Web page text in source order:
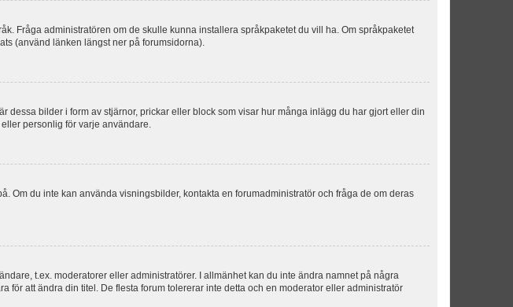
Fråga administratören om de skulle kunna installera språkpaketet du vill ha. Om språkpaketet
(använd länken längst ner på forumsidorna).
bilder i form av stjärnor, prickar eller block som visar hur många inlägg du har gjort eller din
personlig för varje användare.
Om du inte kan använda visningsbilder, kontakta en forumadministratör och fråga de om deras
t.ex. moderatorer eller administratörer. I allmänhet kan du inte ändra namnet på några
för att ändra din titel. De flesta forum tolererar inte detta och en moderator eller administratör